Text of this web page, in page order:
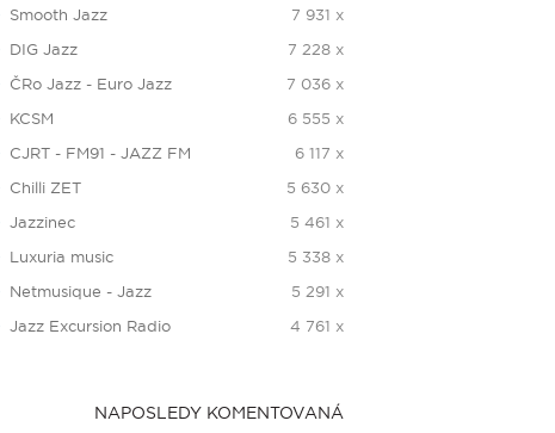
Smooth Jazz
7 931 x
DIG Jazz
7 228 x
ČRo Jazz - Euro Jazz
7 036 x
KCSM
6 555 x
CJRT - FM91 - JAZZ FM
6 117 x
Chilli ZET
5 630 x
Jazzinec
5 461 x
Luxuria music
5 338 x
Netmusique - Jazz
5 291 x
Jazz Excursion Radio
4 761 x
NAPOSLEDY KOMENTOVANÁ